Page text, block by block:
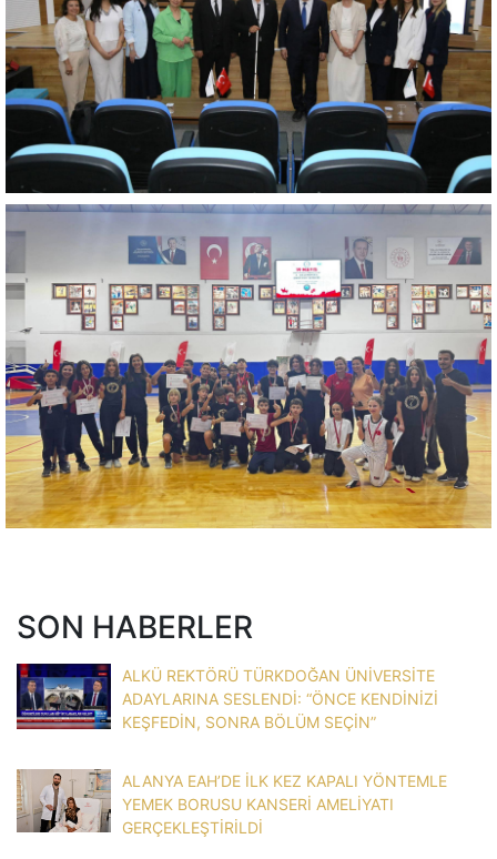
SON HABERLER
ALKÜ REKTÖRÜ TÜRKDOĞAN ÜNİVERSİTE
ADAYLARINA SESLENDİ: “ÖNCE KENDİNİZİ
KEŞFEDİN, SONRA BÖLÜM SEÇİN”
ALANYA EAH’DE İLK KEZ KAPALI YÖNTEMLE
YEMEK BORUSU KANSERİ AMELİYATI
GERÇEKLEŞTİRİLDİ